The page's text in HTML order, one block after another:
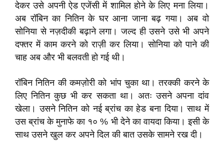
देकर उसे अपनी ऐड एजेंसी में शामिल होने के लिए मना लिया।
अब रॉबिन का नितिन के घर आना जाना बढ़ गया। अब वो
सोनिया से नज़दीकी बढ़ाने लगा। जल्द ही उसने उसे भी अपने
दफ्तर में काम करने को राज़ी कर लिया। सोनिया को पाने की
चाह अब और भी बलवती हो गई थी।
रॉबिन नितिन की कमज़ोरी को भांप चुका था। तरक्की करने के
लिए नितिन कुछ भी कर सकता था। अतः उसने अपना दांव
खेला। उसने नितिन को नई ब्रांच का हेड बना दिया। साथ में
उस ब्रांच के मुनाफे का १० % भी देने का वायदा किया। इसी के
साथ उसने खुल कर अपने दिल की बात उसके सामने रख दी।